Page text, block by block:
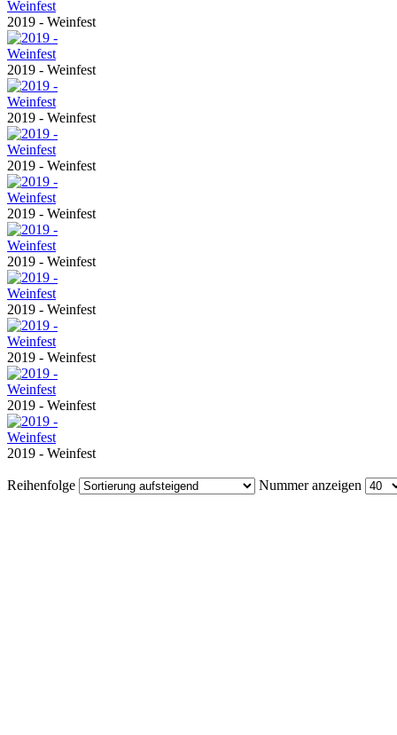
2019 - Weinfest
2019 - Weinfest
2019 - Weinfest
2019 - Weinfest
2019 - Weinfest
2019 - Weinfest
2019 - Weinfest
2019 - Weinfest
2019 - Weinfest
2019 - Weinfest
Reihenfolge Nummer anzeigen